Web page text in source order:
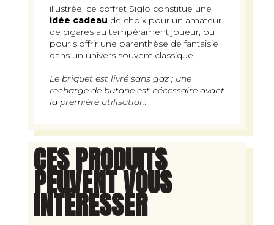
illustrée, ce coffret Siglo constitue une
idée cadeau de choix pour un amateur
de cigares au tempérament joueur, ou
pour s’offrir une parenthèse de fantaisie
dans un univers souvent classique.
Le briquet est livré sans gaz ; une
recharge de butane est nécessaire avant
la première utilisation.
CES PRODUITS
PEUVENT VOUS
INTÉRESSER